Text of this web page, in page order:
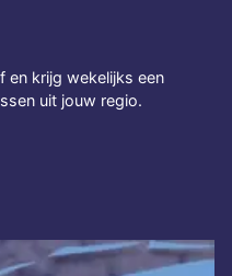
en krijg wekelijks een
uit jouw regio.